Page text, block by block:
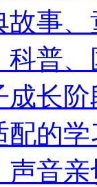
故事
普
长
的
音